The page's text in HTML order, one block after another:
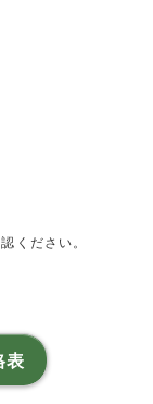
ください。
表